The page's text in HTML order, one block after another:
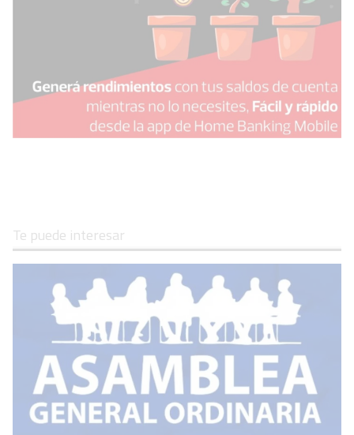
Te puede interesar